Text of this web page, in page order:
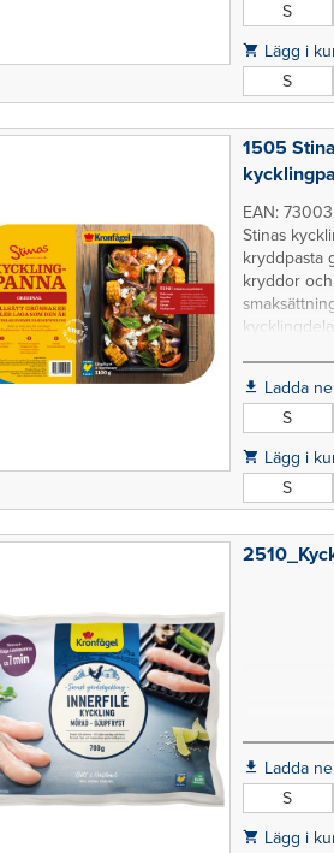
S
Lägg i
S
1505
EAN:
Stinas
kryddpasta
kryddor
tinas. En
Ladda
S
Lägg i
S
Ladda
S
Lägg i